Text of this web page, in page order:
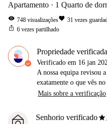
Apartamento 1 Quarto de
visibility 748 visualizaçõesfavorite 31 vezes
ios_share 6 vezes partilhado
Propriedade
Verificado em 16 jan
A nossa equipa revisou
exatamente o que vês
Mais sobre a verificação
Senhorio verificadostar